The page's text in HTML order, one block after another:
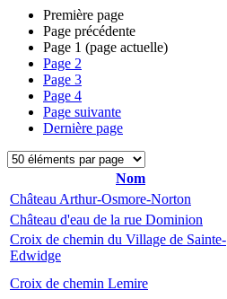
Première page
Page précédente
Page 1 (page actuelle)
Page 2
Page 3
Page 4
Page suivante
Dernière page
Nom
Château Arthur-Osmore-Norton
Château d'eau de la rue Dominion
Croix de chemin du Village de Sainte-
Edwidge
Croix de chemin Lemire